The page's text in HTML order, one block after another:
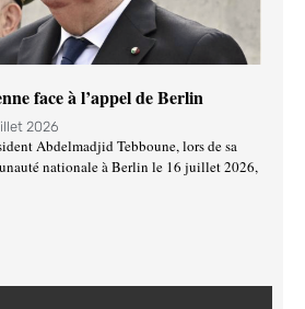
face à l’appel de Berlin
2026
Abdelmadjid Tebboune, lors de sa
nationale à Berlin le 16 juillet 2026,